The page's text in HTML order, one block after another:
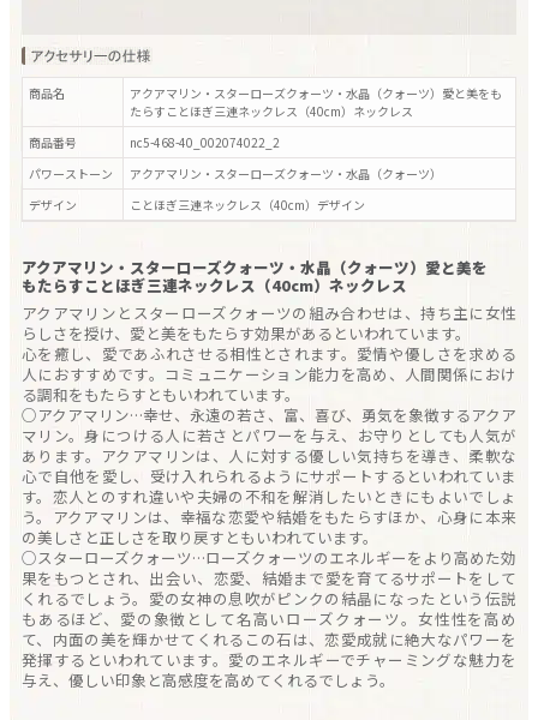
アクアマリン・スターローズクォーツ・水晶（クォーツ）愛と美を
もたらすことほぎ三連ネックレス（40cm）ネックレス
アクアマリンとスターローズクォーツの組み合わせは、持ち主に女性
らしさを授け、愛と美をもたらす効果があるといわれています。
心を癒し、愛であふれさせる相性とされます。愛情や優しさを求める
人におすすめです。コミュニケーション能力を高め、人間関係におけ
る調和をもたらすともいわれています。
○アクアマリン…幸せ、永遠の若さ、富、喜び、勇気を象徴するアクア
マリン。身につける人に若さとパワーを与え、お守りとしても人気が
あります。アクアマリンは、人に対する優しい気持ちを導き、柔軟な
心で自他を愛し、受け入れられるようにサポートするといわれていま
す。恋人とのすれ違いや夫婦の不和を解消したいときにもよいでしょ
う。アクアマリンは、幸福な恋愛や結婚をもたらすほか、心身に本来
の美しさと正しさを取り戻すともいわれています。
○スターローズクォーツ…ローズクォーツのエネルギーをより高めた効
果をもつとされ、出会い、恋愛、結婚まで愛を育てるサポートをして
くれるでしょう。愛の女神の息吹がピンクの結晶になったという伝説
もあるほど、愛の象徴として名高いローズクォーツ。女性性を高め
て、内面の美を輝かせてくれるこの石は、恋愛成就に絶大なパワーを
発揮するといわれています。愛のエネルギーでチャーミングな魅力を
与え、優しい印象と高感度を高めてくれるでしょう。
商品名
アクアマリン・スターローズクォーツ・水晶（クォーツ）愛と美をも
たらすことほぎ三連ネックレス（40cm）ネックレス
商品番号
nc5-468-40_002074022_2
パワーストーン
アクアマリン・スターローズクォーツ・水晶（クォーツ）
デザイン
ことほぎ三連ネックレス（40cm） デザイン